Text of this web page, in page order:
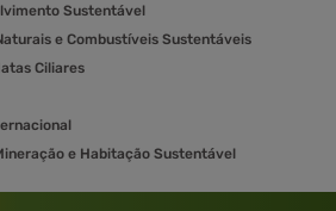
Sustentável
e Combustíveis Sustentáveis
Ciliares
e Habitação Sustentável